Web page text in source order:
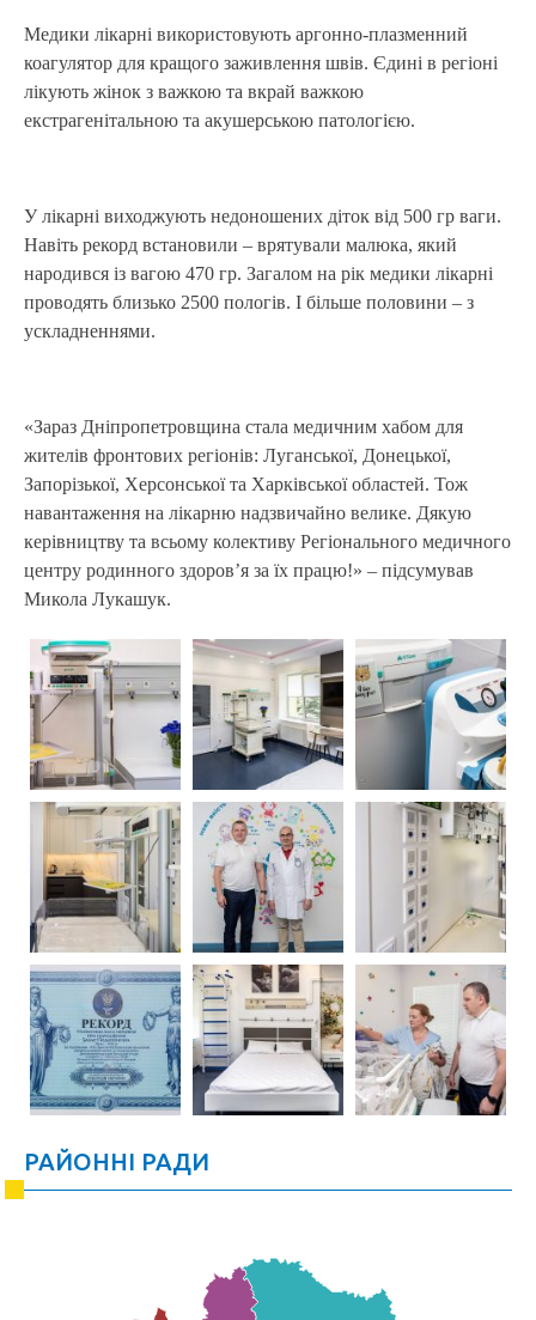
Медики лікарні використовують аргонно-плазменний
коагулятор для кращого заживлення швів. Єдині в регіоні
лікують жінок з важкою та вкрай важкою
екстрагенітальною та акушерською патологією.
У лікарні виходжують недоношених діток від 500 гр ваги.
Навіть рекорд встановили – врятували малюка, який
народився із вагою 470 гр. Загалом на рік медики лікарні
проводять близько 2500 пологів. І більше половини – з
ускладненнями.
«Зараз Дніпропетровщина стала медичним хабом для
жителів фронтових регіонів: Луганської, Донецької,
Запорізької, Херсонської та Харківської областей. Тож
навантаження на лікарню надзвичайно велике. Дякую
керівництву та всьому колективу Регіонального медичного
центру родинного здоров’я за їх працю!» – підсумував
Микола Лукашук.
РАЙОННІ РАДИ